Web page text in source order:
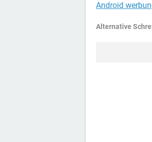
Android
Alternative